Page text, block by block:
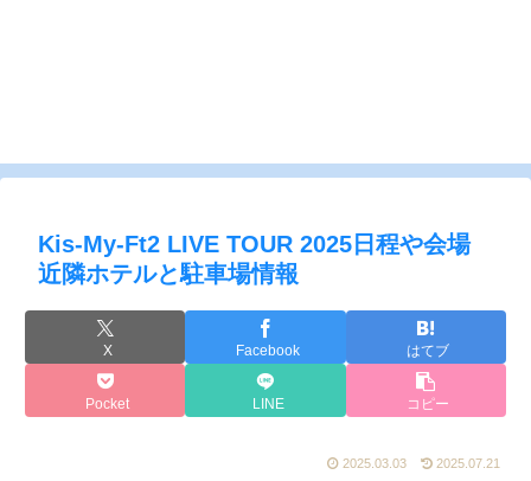
Kis-My-Ft2 LIVE TOUR 2025日程や会場
近隣ホテルと駐車場情報
X Facebook はてブ
Pocket LINE コピー
2025.03.03 2025.07.21